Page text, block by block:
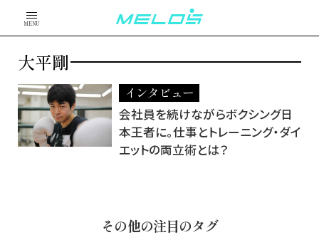
MENU
大平剛
インタビュー
会社員を続けながらボクシング日
本王者に。仕事とトレーニング・ダイ
エットの両立術とは？
その他の注目のタグ